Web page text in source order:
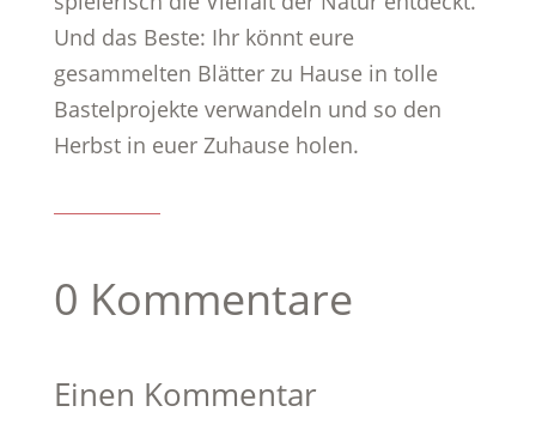
Und das Beste: Ihr könnt eure
gesammelten Blätter zu Hause in tolle
Bastelprojekte verwandeln und so den
Herbst in euer Zuhause holen.
0 Kommentare
Einen Kommentar